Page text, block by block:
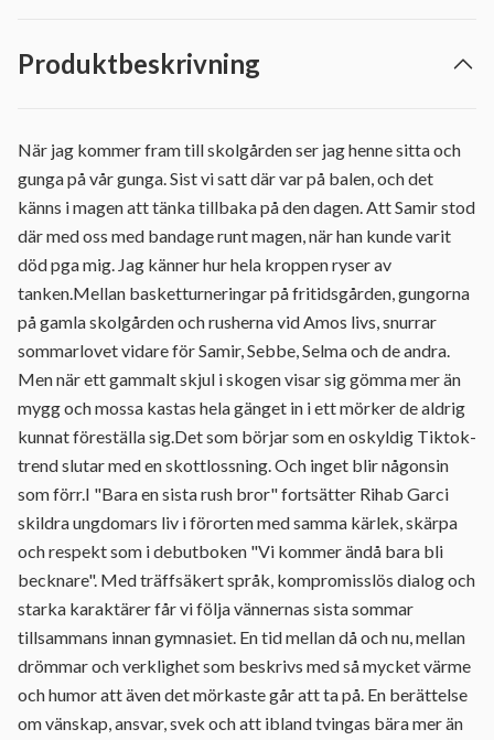
Produktbeskrivning
När jag kommer fram till skolgården ser jag henne sitta och
gunga på vår gunga. Sist vi satt där var på balen, och det
känns i magen att tänka tillbaka på den dagen. Att Samir stod
där med oss med bandage runt magen, när han kunde varit
död pga mig. Jag känner hur hela kroppen ryser av
tanken.Mellan basketturneringar på fritidsgården, gungorna
på gamla skolgården och rusherna vid Amos livs, snurrar
sommarlovet vidare för Samir, Sebbe, Selma och de andra.
Men när ett gammalt skjul i skogen visar sig gömma mer än
mygg och mossa kastas hela gänget in i ett mörker de aldrig
kunnat föreställa sig.Det som börjar som en oskyldig Tiktok-
trend slutar med en skottlossning. Och inget blir någonsin
som förr.I "Bara en sista rush bror" fortsätter Rihab Garci
skildra ungdomars liv i förorten med samma kärlek, skärpa
och respekt som i debutboken "Vi kommer ändå bara bli
becknare". Med träffsäkert språk, kompromisslös dialog och
starka karaktärer får vi följa vännernas sista sommar
tillsammans innan gymnasiet. En tid mellan då och nu, mellan
drömmar och verklighet som beskrivs med så mycket värme
och humor att även det mörkaste går att ta på. En berättelse
om vänskap, ansvar, svek och att ibland tvingas bära mer än